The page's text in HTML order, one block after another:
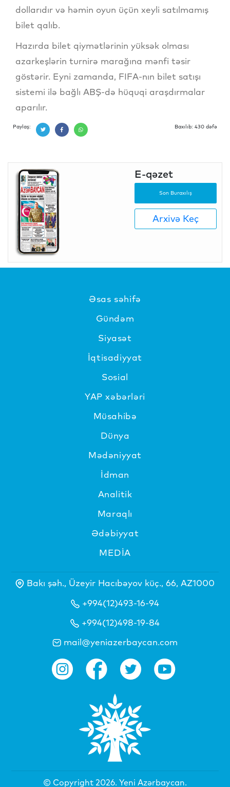
dollarıdır və həmin oyun üçün xeyli satılmamış
bilet qalıb.
Hazırda bilet qiymətlərinin yüksək olması
azarkeşlərin turnirə marağına mənfi təsir
göstərir. Eyni zamanda, FIFA-nın bilet satışı
sistemi ilə bağlı ABŞ-də hüquqi araşdırmalar
aparılır.
Paylaş: Baxılıb: 430 dəfə
E-qəzet
Son Buraxılış
Arxivə Keç
Əsas səhifə
Gündəm
Siyasət
İqtisadiyyat
Sosial
YAP xəbərləri
Müsahibə
Dünya
Mədəniyyat
İdman
Analitik
Maraqlı
Ədəbiyyat
MEDİA
Bakı şəh., Üzeyir Hacıbəyov küç., 66, AZ1000
+994(12)493-16-94
+994(12)498-19-84
mail@yeniazerbaycan.com
© Copyright 2026. Yeni Azərbaycan.